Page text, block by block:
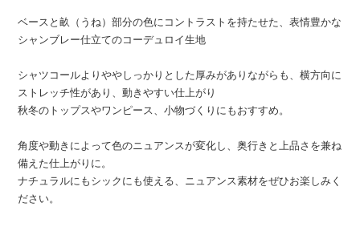
ベースと畝（うね）部分の色にコントラストを持たせた、表情豊かな
シャンブレー仕立てのコーデュロイ生地
シャツコールよりややしっかりとした厚みがありながらも、横方向に
ストレッチ性があり、動きやすい仕上がり
秋冬のトップスやワンピース、小物づくりにもおすすめ。
角度や動きによって色のニュアンスが変化し、奥行きと上品さを兼ね
備えた仕上がりに。
ナチュラルにもシックにも使える、ニュアンス素材をぜひお楽しみく
ださい。